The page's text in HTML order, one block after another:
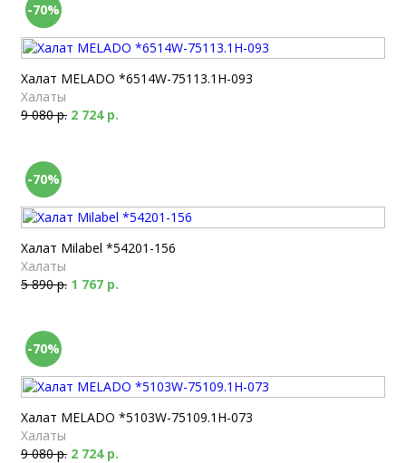
-70%
Халат MELADO *6514W-75113.1H-093
Халаты
9 080 р. 2 724 р.
-70%
Халат Milabel *54201-156
Халаты
5 890 р. 1 767 р.
-70%
Халат MELADO *5103W-75109.1H-073
Халаты
9 080 р. 2 724 р.